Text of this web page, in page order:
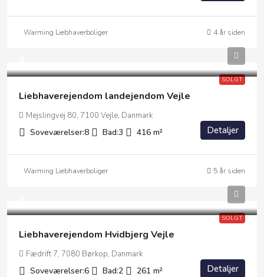
Warming Liebhaverboliger 4 år siden
SOLGT
Liebhaverejendom landejendom Vejle
Mejslingvej 80, 7100 Vejle, Danmark
Soveværelser:8 Bad:3 416 m² Detaljer
Warming Liebhaverboliger 5 år siden
SOLGT
Liebhaverejendom Hvidbjerg Vejle
Fædrift 7, 7080 Børkop, Danmark
Soveværelser:6 Bad:2 261 m² Detaljer